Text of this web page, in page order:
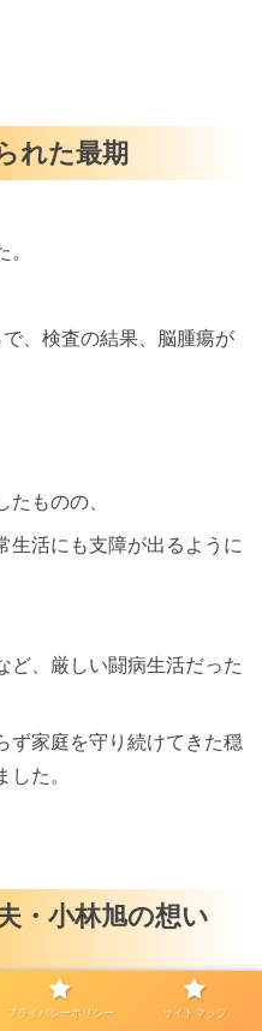
れた最期
、検査の結果、脳腫瘍が
ものの、
生活にも支障が出るように
ど、厳しい闘病生活だった
ず家庭を守り続けてきた穏
た。
・小林旭の想い
プライバシーポリシー サイトマップ